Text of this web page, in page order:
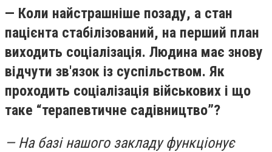
— Коли найстрашніше позаду, а стан
пацієнта стабілізований, на перший план
виходить соціалізація. Людина має знову
відчути зв'язок із суспільством. Як
проходить соціалізація військових і що
таке “терапевтичне садівництво”?
— На базі нашого закладу функціонує